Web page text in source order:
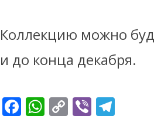
Коллекцию можно
и до конца декабря.
F W C Vi